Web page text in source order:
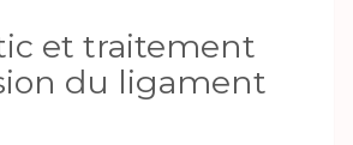
et traitement
du ligament